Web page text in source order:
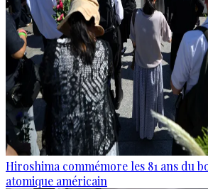
Hiroshima commémore les 81 ans du
atomique américain